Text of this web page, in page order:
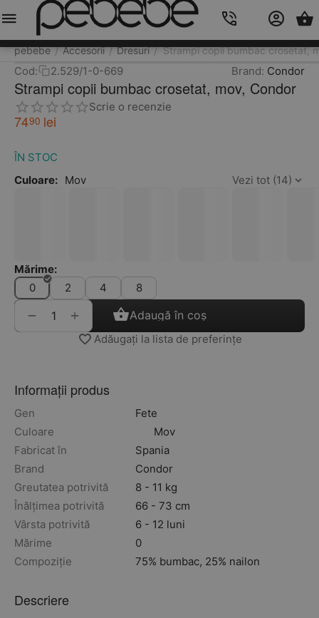
pebebe / Accesorii / Dresuri / Strampi copii bumbac crosetat,
Cod: 2.529/1-0-669 Brand: Condor
Strampi copii bumbac crosetat, mov, Condor
Scrie o recenzie
7490 lei
ÎN STOC
Culoare: Mov Vezi tot (14)
Mărime:
0
2 4 8
+
− Adaugă în coș
Adăugați la lista de preferințe
Informații produs
Gen
Fete
Culoare
Mov
Fabricat în
Spania
Brand
Condor
Greutatea potrivită
8 - 11 kg
Înălțimea potrivită
66 - 73 cm
Vârsta potrivită
6 - 12 luni
Mărime
0
Compoziție
75% bumbac, 25% nailon
Descriere
Meniu Caută Cos